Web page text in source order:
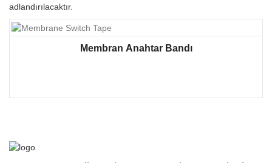
adlandırılacaktır.
Membran Anahtar Bandı